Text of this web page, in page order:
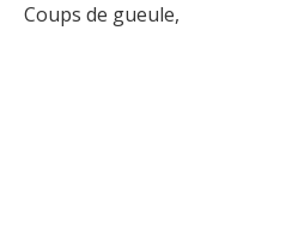
Coups de gueule,